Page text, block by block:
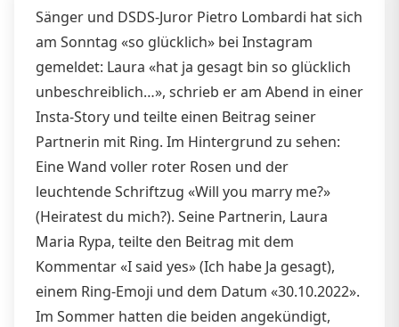
Sänger und DSDS-Juror Pietro Lombardi hat sich
am Sonntag «so glücklich» bei Instagram
gemeldet: Laura «hat ja gesagt bin so glücklich
unbeschreiblich…», schrieb er am Abend in einer
Insta-Story und teilte einen Beitrag seiner
Partnerin mit Ring. Im Hintergrund zu sehen:
Eine Wand voller roter Rosen und der
leuchtende Schriftzug «Will you marry me?»
(Heiratest du mich?). Seine Partnerin, Laura
Maria Rypa, teilte den Beitrag mit dem
Kommentar «I said yes» (Ich habe Ja gesagt),
einem Ring-Emoji und dem Datum «30.10.2022».
Im Sommer hatten die beiden angekündigt,